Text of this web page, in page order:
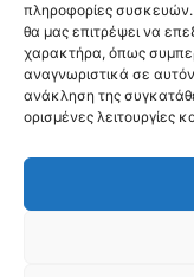
πληροφορίες συσκευών.
θα μας επιτρέψει να
χαρακτήρα, όπως
αναγνωριστικά σε
ανάκληση της
ορισμένες λειτουργίες